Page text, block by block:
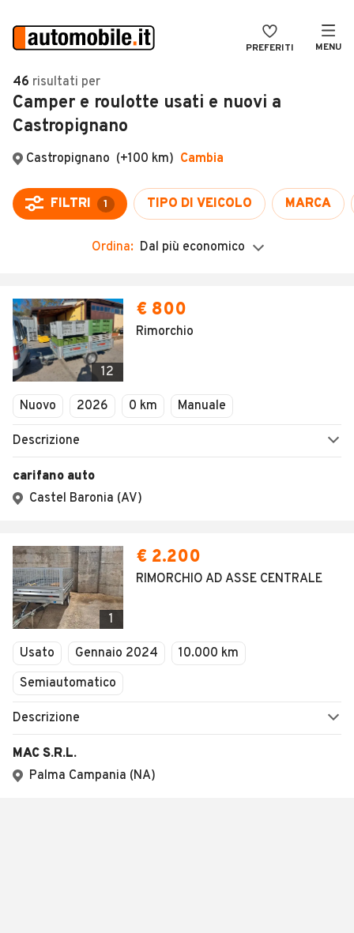
PREFERITI MENU
Auto
Auto usate
Auto Km 0
Auto Nuove
Moto
Camper
Veicoli Commerciali
Concessionari
VENDI
MAGAZINE
ACCEDI
46 risultati per
Camper e roulotte usati e nuovi a
Castropignano
Ordina: Dal più economico
12
€ 800
Rimorchio
Nuovo 2026 0 km Manuale
Descrizione
carifano auto
Castel Baronia (AV)
1
€ 2.200
RIMORCHIO AD ASSE CENTRALE
Usato Gennaio 2024
10.000 km
Semiautomatico
Descrizione
MAC S.R.L.
Palma Campania (NA)